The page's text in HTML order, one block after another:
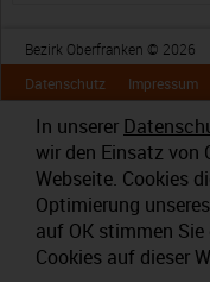
Bezirk Oberfranken © 2026
Datenschutz
Impressum
In unserer
wir den Einsatz von
Webseite. Cookies
Optimierung
auf OK stimmen
Cookies auf dieser